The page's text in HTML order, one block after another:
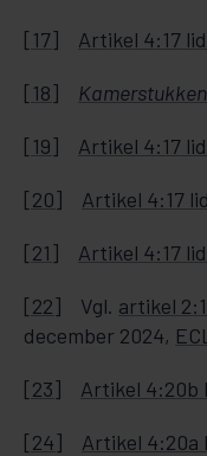
[17] Artikel 4:17
[18]
[19] Artikel 4:17
[20] Artikel 4:17
[21] Artikel 4:17
[22] Vgl. artikel
december 2024,
[23] Artikel 4:20b
[24] Artikel 4:20a